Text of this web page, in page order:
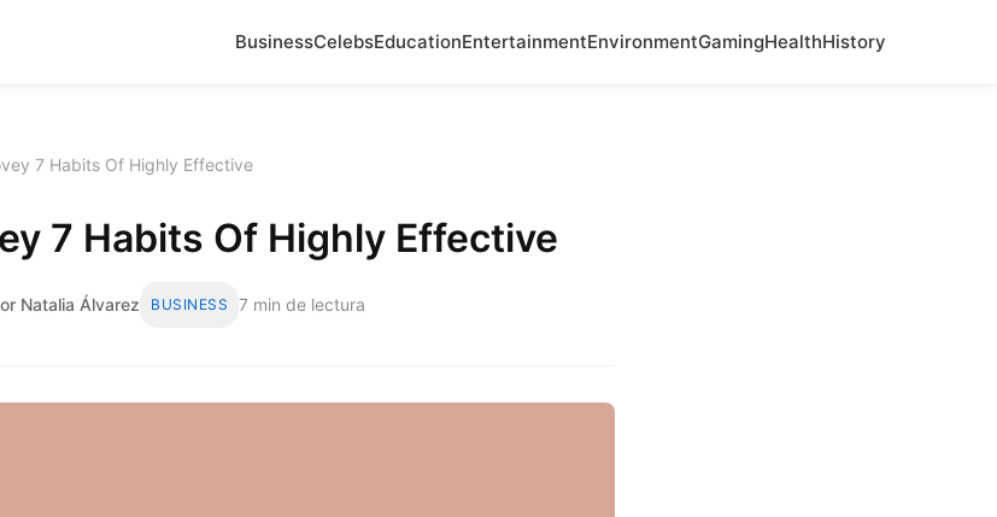
BusinessCelebsEducationEntertainmentEnvironmentGamingHealthHistory
7 Habits Of Highly Effective
7 Habits Of Highly Effective
Natalia Álvarez BUSINESS 7 min de lectura